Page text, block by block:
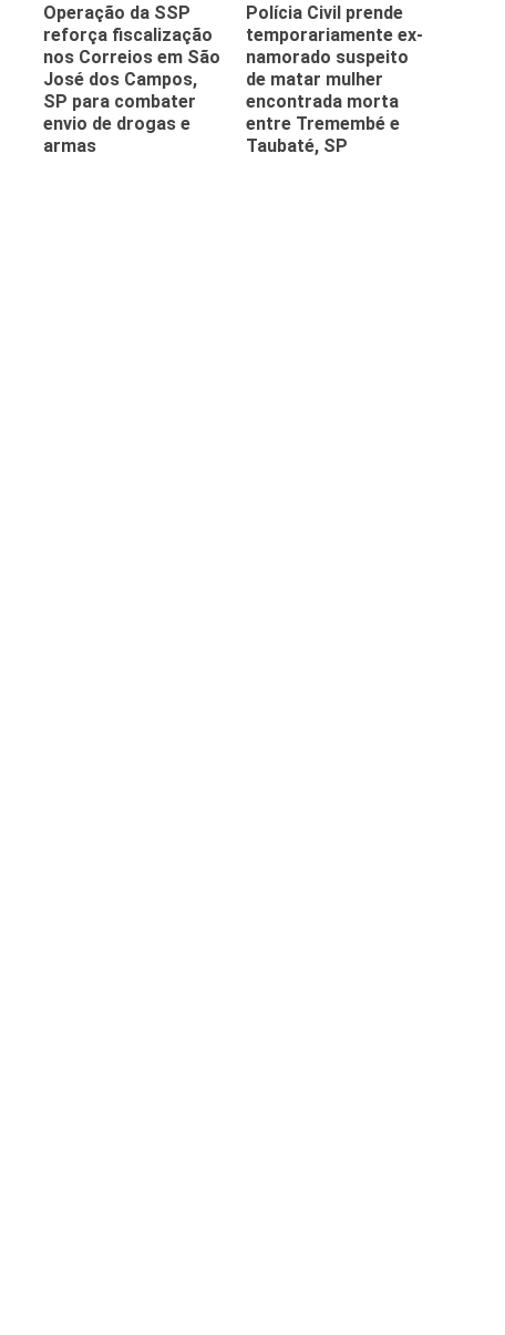
Operação da SSP
reforça fiscalização
nos Correios em São
José dos Campos,
SP para combater
envio de drogas e
armas
Polícia Civil prende
temporariamente ex-
namorado suspeito
de matar mulher
encontrada morta
entre Tremembé e
Taubaté, SP